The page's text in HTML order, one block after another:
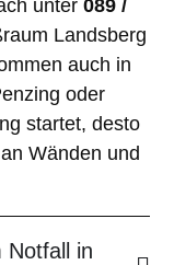
unter089 /
Landsberg
auch in
oder
startet, desto
Wänden und
Notfall in